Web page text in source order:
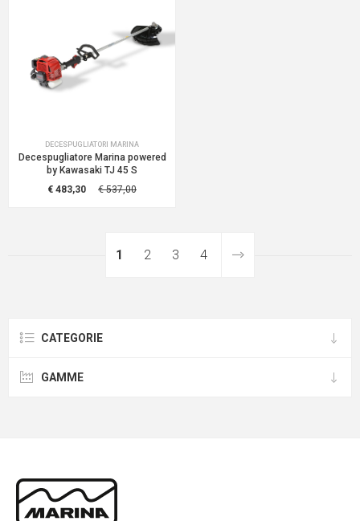
DECESPUGLIATORI MARINA
Decespugliatore Marina powered
by Kawasaki TJ 45 S
€ 483,30
€ 537,00
1 2 3 4
CATEGORIE
GAMME